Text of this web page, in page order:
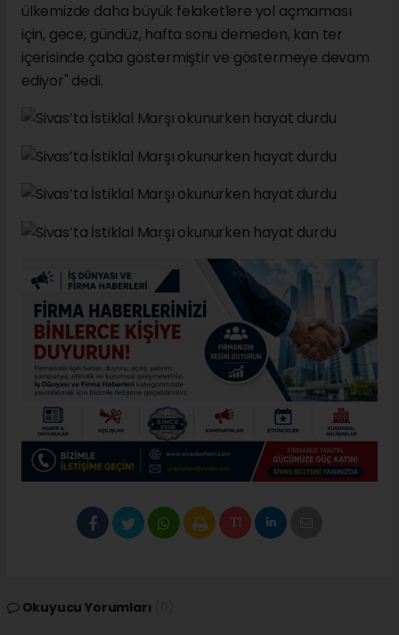
ülkemizde daha büyük felaketlere yol açmaması
için, gece, gündüz, hafta sonu demeden, kan ter
içerisinde çaba göstermiştir ve göstermeye devam
ediyor" dedi.
Okuyucu Yorumları